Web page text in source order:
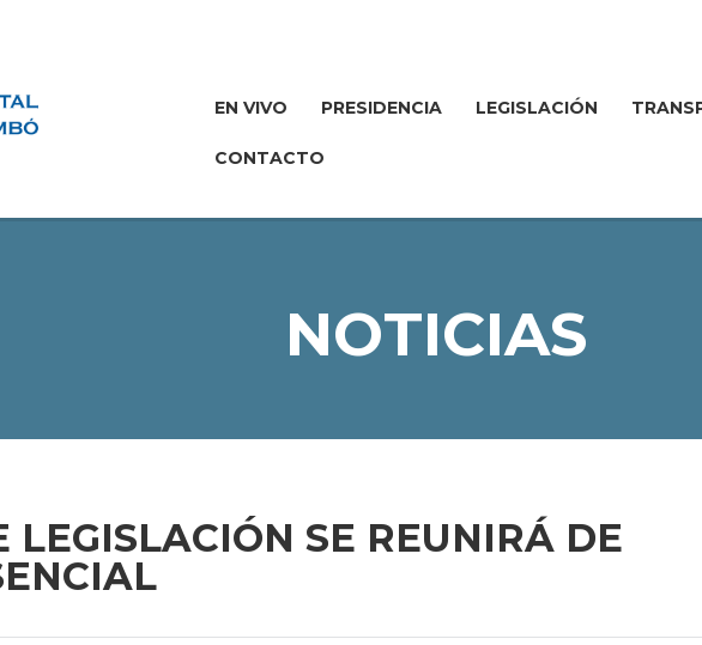
EN VIVO PRESIDENCIA LEGISLACIÓN
CONTACTO
NOTICIAS
LEGISLACIÓN SE REUNIRÁ DE